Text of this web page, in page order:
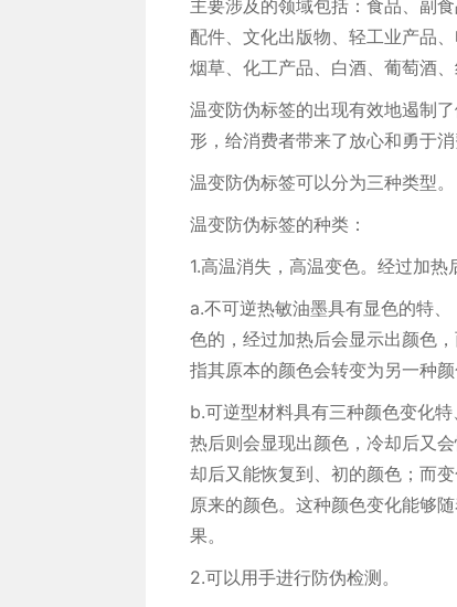
主要涉及的领域包括：食品、副
配件、文化出版物、轻工业产品
烟草、化工产品、白酒、葡萄酒
温变防伪标签的出现有效地遏制
形，给消费者带来了放心和勇于消
温变防伪标签可以分为三种类型。
温变防伪标签的种类：
1.高温消失，高温变色。经过加热
a.不可逆热敏油墨具有显色的特
色的，经过加热后会显示出颜色
指其原本的颜色会转变为另一种
b.可逆型材料具有三种颜色变化
热后则会显现出颜色，冷却后又
却后又能恢复到、初的颜色；而
原来的颜色。这种颜色变化能够
果。
2.可以用手进行防伪检测。